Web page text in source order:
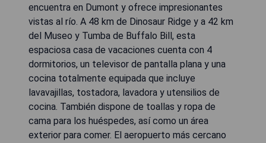
encuentra en Dumont y ofrece impresionantes
vistas al río. A 48 km de Dinosaur Ridge y a 42 km
del Museo y Tumba de Buffalo Bill, esta
espaciosa casa de vacaciones cuenta con 4
dormitorios, un televisor de pantalla plana y una
cocina totalmente equipada que incluye
lavavajillas, tostadora, lavadora y utensilios de
cocina. También dispone de toallas y ropa de
cama para los huéspedes, así como un área
exterior para comer. El aeropuerto más cercano